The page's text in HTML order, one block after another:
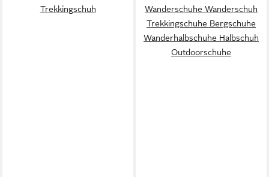
Trekkingschuh
Wanderschuhe Wanderschuh
Trekkingschuhe Bergschuhe
Wanderhalbschuhe Halbschuh
Outdoorschuhe